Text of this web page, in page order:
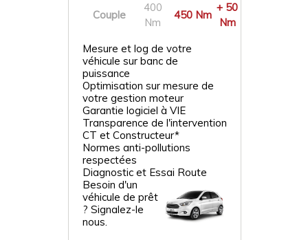
Couple
400
Nm
450 Nm
+ 50
Nm
Mesure et log de votre
véhicule sur banc de
puissance
Optimisation sur mesure de
votre gestion moteur
Garantie logiciel à VIE
Transparence de l'intervention
CT et Constructeur*
Normes anti-pollutions
respectées
Diagnostic et Essai Route
Besoin d'un
véhicule de prêt
? Signalez-le
nous.